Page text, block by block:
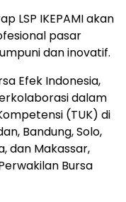
LSP IKEPAMI akan
pasar
dan inovatif.
Efek Indonesia,
dalam
(TUK) di
Bandung, Solo,
dan Makassar,
Bursa